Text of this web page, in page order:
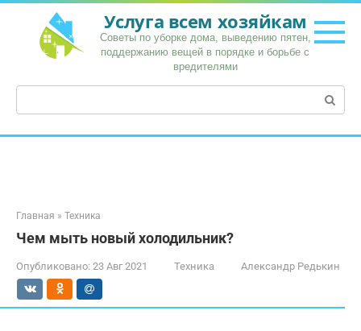
Перейти
контенту
Услуга всем хозяйкам
Советы по уборке дома, выведению пятен,
поддержанию вещей в порядке и борьбе с
вредителями
Поиск:
Главная » Техника
Чем мыть новый холодильник?
Опубликовано: 23 Авг 2021 Техника Александр Редькин